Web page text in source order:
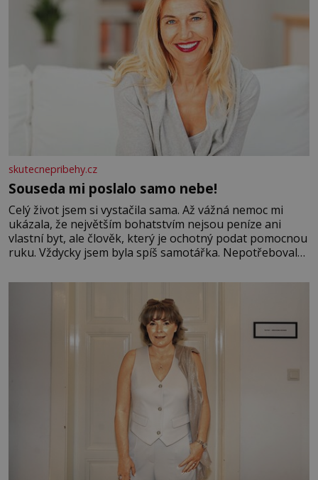
skutecnepribehy.cz
Souseda mi poslalo samo nebe!
Celý život jsem si vystačila sama. Až vážná nemoc mi
ukázala, že největším bohatstvím nejsou peníze ani
vlastní byt, ale člověk, který je ochotný podat pomocnou
ruku. Vždycky jsem byla spíš samotářka. Nepotřebovala
mi knihy, práce a hlavně klid. Hned po studiích jsem